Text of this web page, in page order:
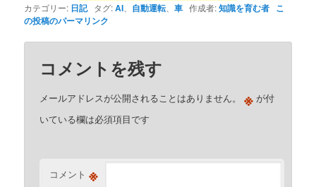
カテゴリー: 日記タグ:AI 自動運転 、車 作成者:知識を育む者 こ
の投稿のパーマリンク
コメントを残す
メールアドレスが公開されることはありません。 ※ が付
いている欄は必須項目です
コメント ※